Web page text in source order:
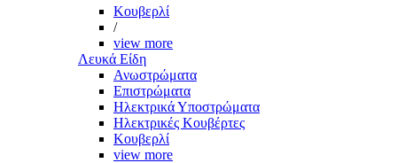
Κουβερλί
/
view more
Λευκά Είδη
Ανωστρώματα
Επιστρώματα
Ηλεκτρικά Υποστρώματα
Ηλεκτρικές Κουβέρτες
Κουβερλί
view more